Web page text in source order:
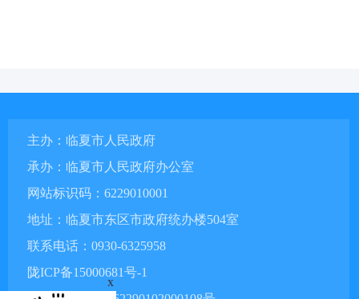
主办：临夏市人民政府
承办：临夏市人民政府办公室
网站标识码：6229010001
地址：临夏市东区市政府统办楼504室
联系电话：0930-6325958
陇ICP备15000681号-1
x